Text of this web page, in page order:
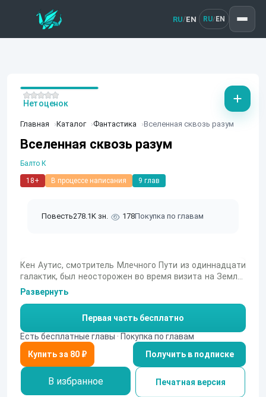
RU/EN RU/ EN
Главная Каталог Фантастика Вселенная сквозь разум
Вселенная сквозь разум
Балто К
18+ В процессе написания 9 глав
Повесть278.1K зн. 178Покупка по главам
Нет оценок
Кен Аутис, смотритель Млечного Пути из одиннадцати
галактик, был неосторожен во время визита на Землю,
и его заметили. Пришлось убегать, применив
телепортатор на глазах у землян. Теперь по приказу
королевы Кену нужно понести наказание за проступок,
а потом вернуться в прошлое и стереть свидетелям
память о событии. Выполнение приказа оборачивается
путешествиями по мирам, жестокими
противостояниями, неожиданными встречами и одной
находкой, которая способна возвращать всё к
первозданному виду.
Развернуть
Первая часть бесплатно
Есть бесплатные главы · Покупка по главам
Получить в подписке
В избранное Печатная версия